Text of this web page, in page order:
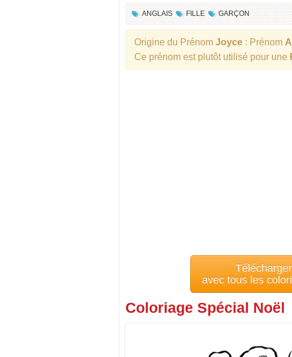
ANGLAIS FILLE GARÇON
Origine du Prénom Joyce : Prénom
Ce prénom est plutôt utilisé pour une
avec tous les
Coloriage Spécial Noël